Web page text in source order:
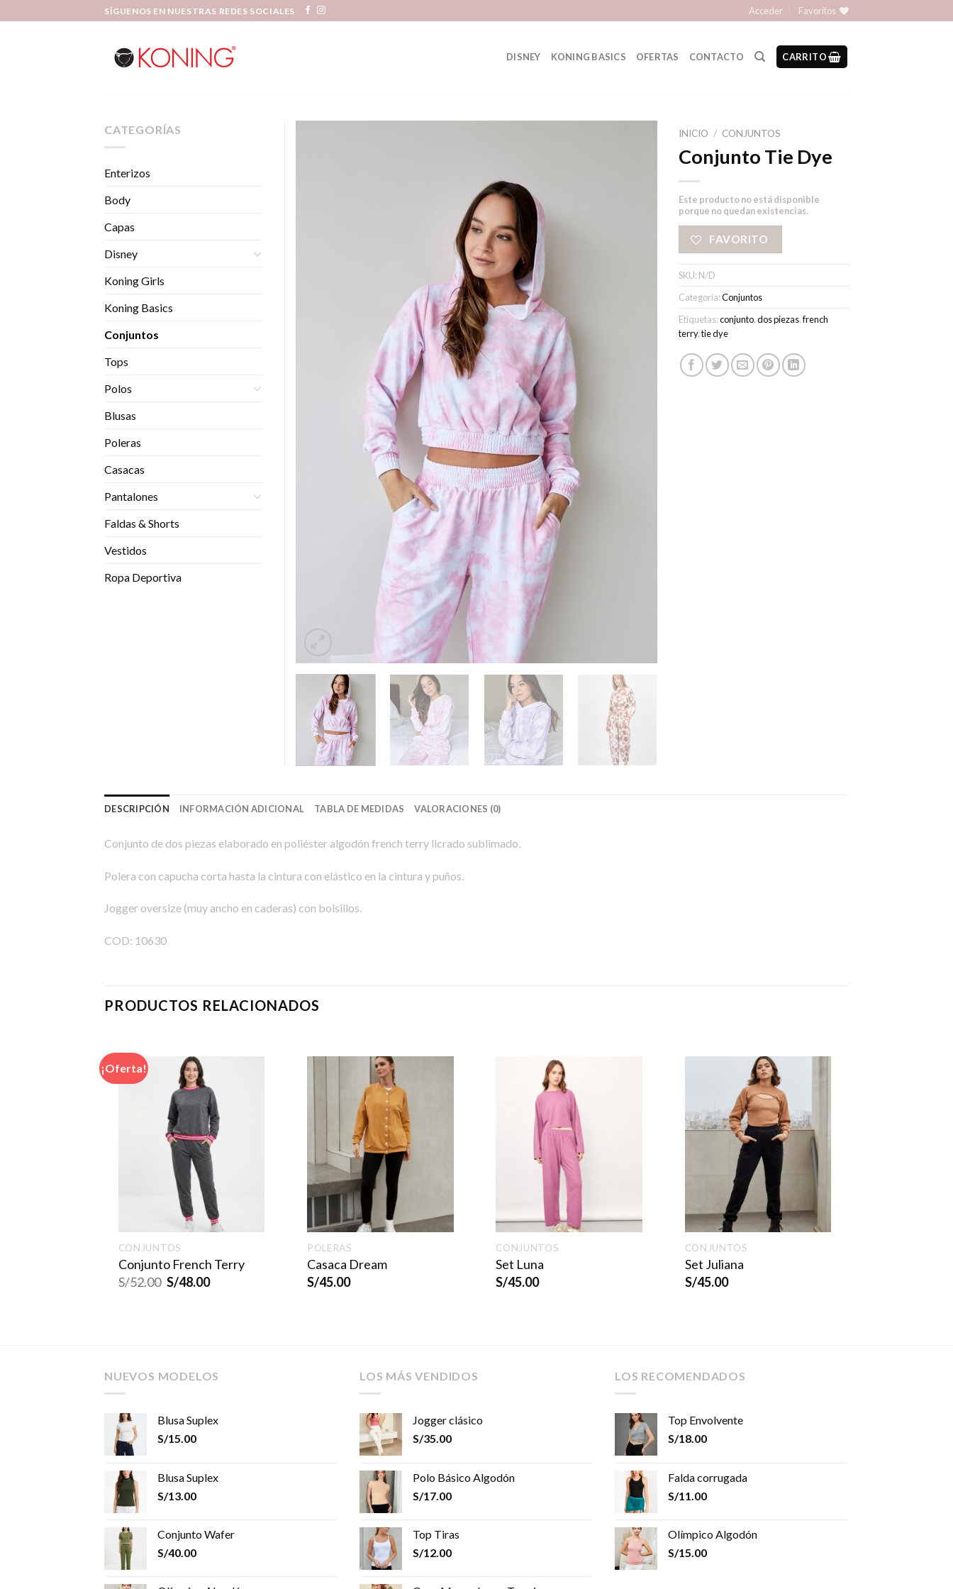
SÍGUENOS EN NUESTRAS REDES SOCIALES Acceder Favoritos
DISNEY KONING BASICS OFERTAS CONTACTO CARRITO
INICIO / CONJUNTOS
Conjunto Tie Dye
Este producto no está disponible
porque no quedan existencias.
FAVORITO
SKU: N/D
Categoría:Conjuntos
Etiquetas:conjunto,dos piezas,french
terry,tie dye
CATEGORÍAS
Enterizos
Body
Capas
Disney
Koning Girls
Koning Basics
Conjuntos
Tops
Polos
Blusas
Poleras
Casacas
Pantalones
Faldas & Shorts
Vestidos
Ropa Deportiva
DESCRIPCIÓN INFORMACIÓN ADICIONAL TABLA DE MEDIDAS VALORACIONES (0)
Conjunto de dos piezas elaborado en poliéster algodón french terry licrado sublimado.
Polera con capucha corta hasta la cintura con elástico en la cintura y puños.
Jogger oversize (muy ancho en caderas) con bolsillos.
COD: 10630
PRODUCTOS RELACIONADOS
¡Oferta!
CONJUNTOS
Conjunto French Terry
S/52.00 S/48.00
POLERAS
Casaca Dream
S/45.00
CONJUNTOS
Set Luna
S/45.00
CONJUNTOS
Set Juliana
S/45.00
NUEVOS MODELOS
Blusa Suplex
S/15.00
Blusa Suplex
S/13.00
Conjunto Wafer
S/40.00
LOS MÁS VENDIDOS
Jogger clásico
S/35.00
Polo Básico Algodón
S/17.00
Top Tiras
S/12.00
LOS RECOMENDADOS
Top Envolvente
S/18.00
Falda corrugada
S/11.00
Olímpico Algodón
S/15.00